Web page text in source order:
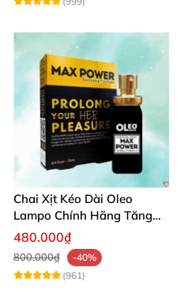
Chai Xịt Kéo Dài Oleo
Lampo Chính Hãng Tăng
Cường Sinh Lý Nam
480.000₫
800.000₫
-40%
(961)